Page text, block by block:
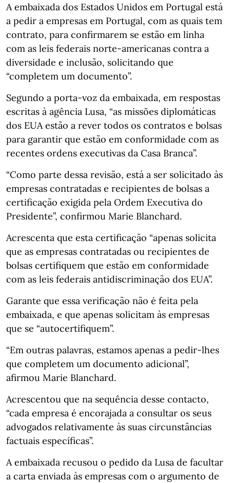
A embaixada dos Estados Unidos em Portugal está
a pedir a empresas em Portugal, com as quais tem
contrato, para confirmarem se estão em linha
com as leis federais norte-americanas contra a
diversidade e inclusão, solicitando que
“completem um documento”.
Segundo a porta-voz da embaixada, em respostas
escritas à agência Lusa, “as missões diplomáticas
dos EUA estão a rever todos os contratos e bolsas
para garantir que estão em conformidade com as
recentes ordens executivas da Casa Branca”.
“Como parte dessa revisão, está a ser solicitado às
empresas contratadas e recipientes de bolsas a
certificação exigida pela Ordem Executiva do
Presidente”, confirmou Marie Blanchard.
Acrescenta que esta certificação “apenas solicita
que as empresas contratadas ou recipientes de
bolsas certifiquem que estão em conformidade
com as leis federais antidiscriminação dos EUA”.
Garante que essa verificação não é feita pela
embaixada, e que apenas solicitam às empresas
que se “autocertifiquem”.
“Em outras palavras, estamos apenas a pedir-lhes
que completem um documento adicional”,
afirmou Marie Blanchard.
Acrescentou que na sequência desse contacto,
“cada empresa é encorajada a consultar os seus
advogados relativamente às suas circunstâncias
factuais específicas”.
A embaixada recusou o pedido da Lusa de facultar
a carta enviada às empresas com o argumento de